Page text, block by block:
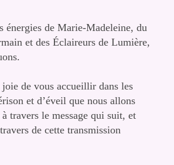
énergies de Marie-Madeleine, du
et des Éclaireurs de Lumière,
joie de vous accueillir dans les
et d’éveil que nous allons
travers le message qui suit, et
de cette transmission